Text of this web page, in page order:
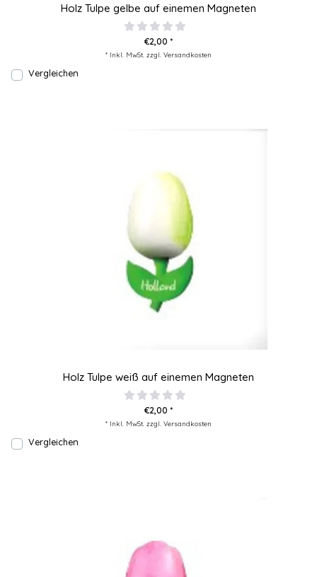
Holz Tulpe gelbe auf einemen Magneten
€2,00 *
* Inkl. MwSt. zzgl. Versandkosten
Vergleichen
Holz Tulpe weiß auf einemen Magneten
€2,00 *
* Inkl. MwSt. zzgl. Versandkosten
Vergleichen